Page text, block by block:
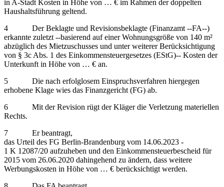
in A-Stadt Kosten in Höhe von … € im Rahmen der doppelten
Haushaltsführung geltend.
4 Der Beklagte und Revisionsbeklagte (Finanzamt ‑‑FA‑‑)
erkannte zuletzt ‑‑basierend auf einer Wohnungsgröße von 140 m²
abzüglich des Mietzuschusses und unter weiterer Berücksichtigung
von § 3c Abs. 1 des Einkommensteuergesetzes (EStG)‑‑ Kosten der
Unterkunft in Höhe von … € an.
5 Die nach erfolglosem Einspruchsverfahren hiergegen
erhobene Klage wies das Finanzgericht (FG) ab.
6 Mit der Revision rügt der Kläger die Verletzung materiellen
Rechts.
7 Er beantragt,
das Urteil des FG Berlin-Brandenburg vom 14.06.2023 -
1 K 12087/20 aufzuheben und den Einkommensteuerbescheid für
2015 vom 26.06.2020 dahingehend zu ändern, dass weitere
Werbungskosten in Höhe von … € berücksichtigt werden.